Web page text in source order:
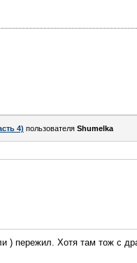
4) пользователя Shumelka
) пережил. Хотя там тож с